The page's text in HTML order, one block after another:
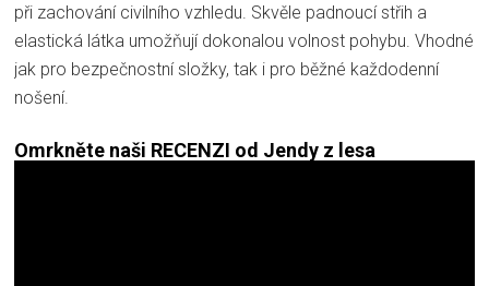
při zachování civilního vzhledu. Skvěle padnoucí střih a
elastická látka umožňují dokonalou volnost pohybu. Vhodné
jak pro bezpečnostní složky, tak i pro běžné každodenní
nošení.
Omrkněte naši RECENZI od Jendy z lesa